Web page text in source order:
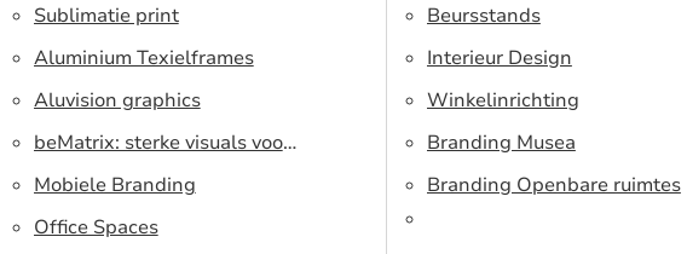
Sublimatie print
Aluminium Texielframes
Aluvision graphics
beMatrix: sterke visuals voor
een flexibel
standbouwsysteem
Mobiele Branding
Office Spaces
Beursstands
Interieur Design
Winkelinrichting
Branding Musea
Branding Openbare ruimtes